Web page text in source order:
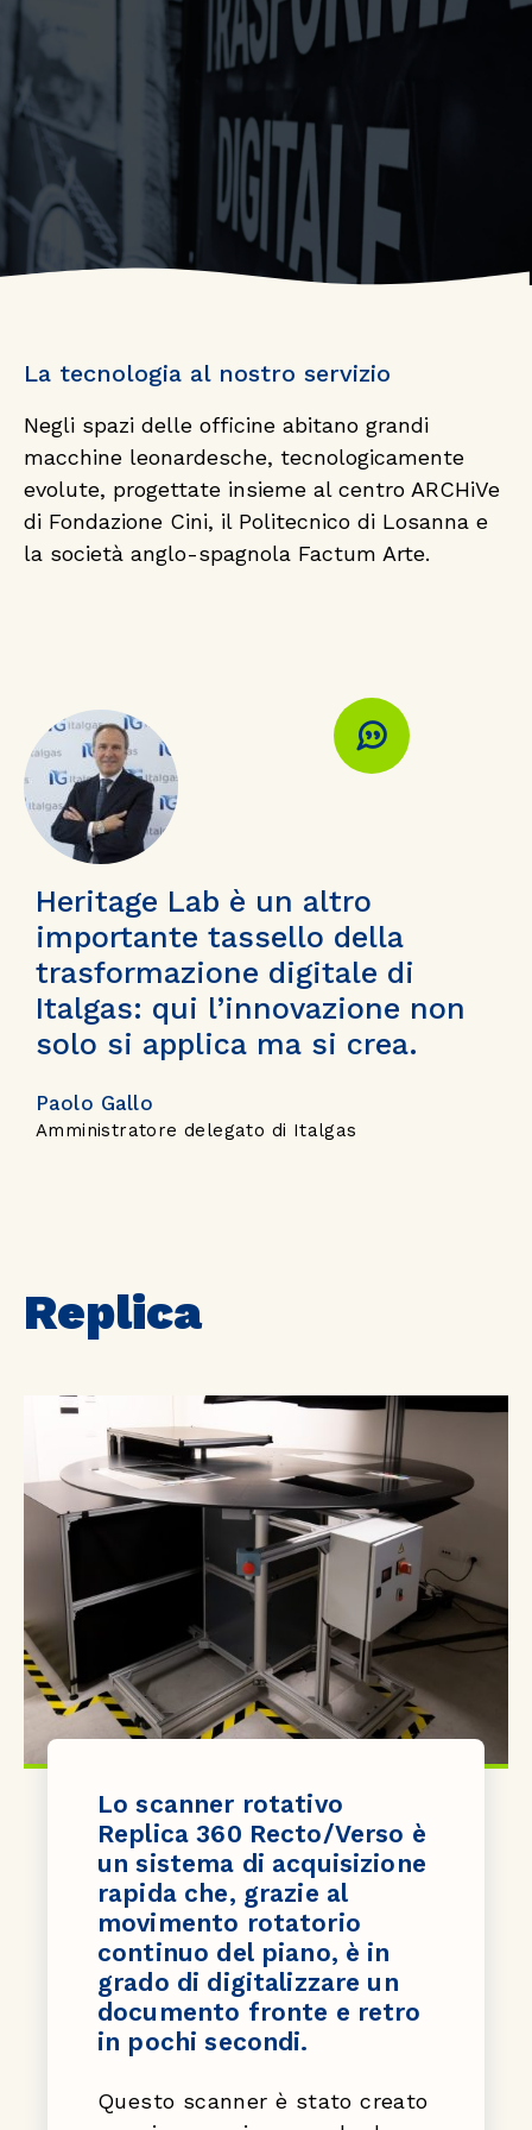
Le officine
In Heritage Lab abbiamo sviluppato
strumenti e software che portano
La tecnologia al nostro servizio
Negli spazi delle officine abitano grandi
macchine leonardesche, tecnologicamente
evolute, progettate insieme al centro ARCHiVe
di Fondazione Cini, il Politecnico di Losanna e
la società anglo-spagnola Factum Arte.
Heritage Lab è un altro
importante tassello della
trasformazione digitale di
Italgas: qui l’innovazione non
solo si applica ma si crea.
Paolo Gallo
Amministratore delegato di Italgas
Replica
Lo scanner rotativo
Replica 360 Recto/Verso è
un sistema di acquisizione
rapida che, grazie al
movimento rotatorio
continuo del piano, è in
grado di digitalizzare un
documento fronte e retro
in pochi secondi.
Questo scanner è stato creato